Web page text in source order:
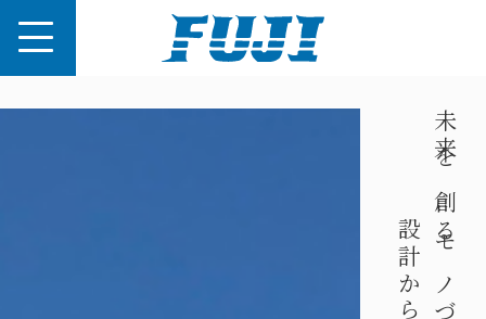
未来を創るモノづくり、